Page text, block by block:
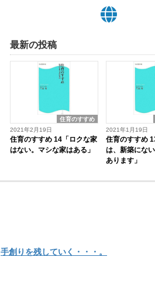
最新の投稿
住育のすすめ
2021年2月19日
住育のすすめ 14「ロクな家
はない。マシな家はある」
2021年1月19日
住育のすすめ
は、新築にな
あります」
手創りを残していく・・・。